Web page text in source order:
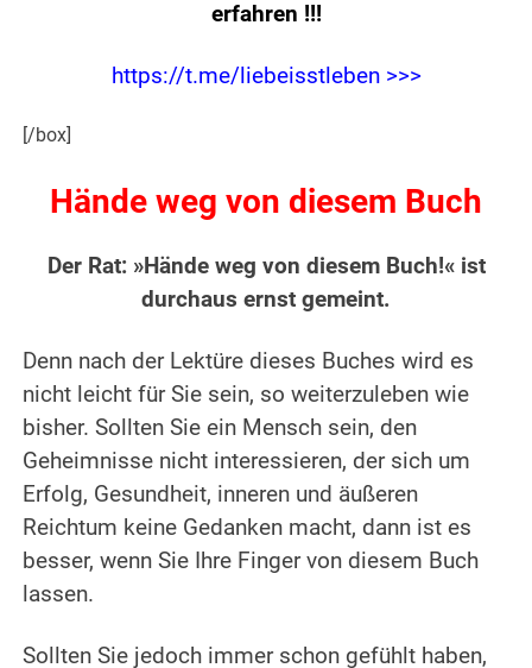
erfahren !!!
https://t.me/liebeisstleben >>>
[/box]
Hände weg von diesem Buch
Der Rat: »Hände weg von diesem Buch!« ist
durchaus ernst gemeint.
Denn nach der Lektüre dieses Buches wird es
nicht leicht für Sie sein, so weiterzuleben wie
bisher. Sollten Sie ein Mensch sein, den
Geheimnisse nicht interessieren, der sich um
Erfolg, Gesundheit, inneren und äußeren
Reichtum keine Gedanken macht, dann ist es
besser, wenn Sie Ihre Finger von diesem Buch
lassen.
Sollten Sie jedoch immer schon gefühlt haben,